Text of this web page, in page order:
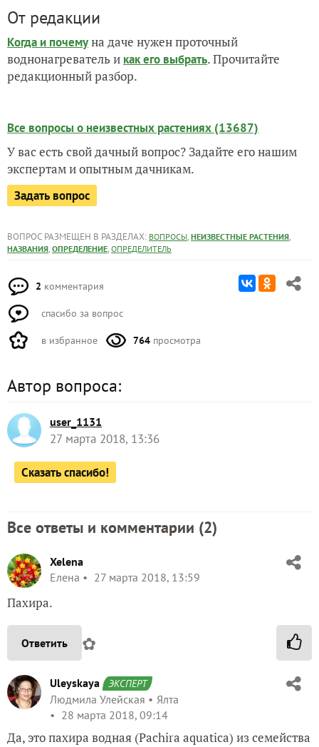
От редакции
Когда и почемуна даче нужен проточный
воднонагреватель и как его выбрать. Прочитайте
редакционный разбор.
Все вопросы о неизвестных растениях (13687)
У вас есть свой дачный вопрос? Задайте его нашим
экспертам и опытным дачникам.
Задать вопрос
ВОПРОС РАЗМЕЩЕН В РАЗДЕЛАХ: ВОПРОСЫ, НЕИЗВЕСТНЫЕ РАСТЕНИЯ,
НАЗВАНИЯ, ОПРЕДЕЛЕНИЕ, ОПРЕДЕЛИТЕЛЬ
2 комментария
спасибо за вопрос
в избранное 764 просмотра
Автор вопроса:
user_1131
27 марта 2018, 13:36
Сказать спасибо!
Все ответы и комментарии (2)
Xelena
Елена
27 марта 2018, 13:59
Пахира.
Ответить ✿
Uleyskaya ЭКСПЕРТ
Людмила Улейская
Ялта
28 марта 2018, 09:14
Да, это пахира водная (Pachira aquatica) из семейства